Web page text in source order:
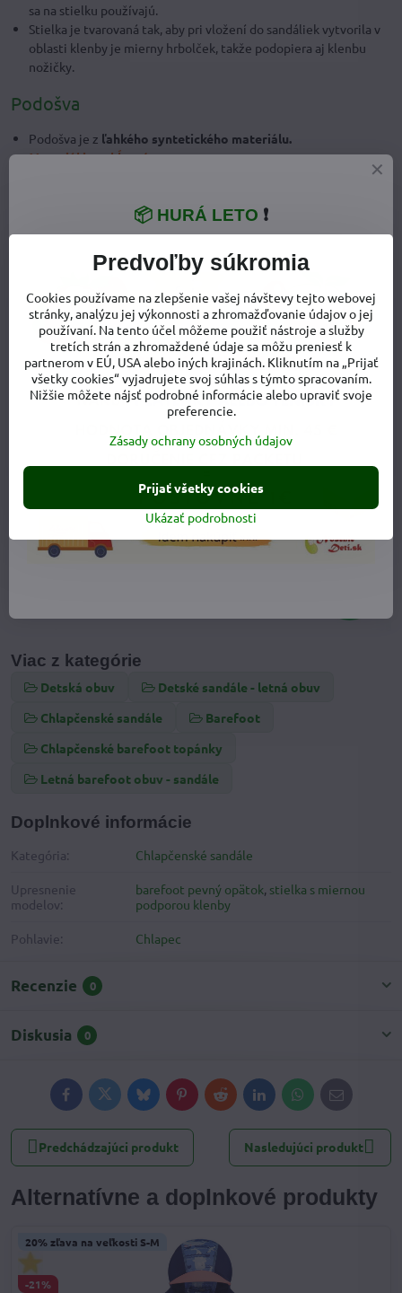
sa na stielku používajú.
Stielka je tvarovaná tak, aby pri vložení do sandáliek vytvorila v
oblasti klenby je mierny hrbolček, takže podopiera aj klenbu
nožičky.
Podošva
Podošva je z ľahkého syntetického materiálu.
Materiál je nekĺzavý.
Materiálové zloženie
koža
Podrážka:syntetický materiál
Viac z kategórie
Detská obuv
Detské sandále - letná obuv
Chlapčenské sandále
Barefoot
Chlapčenské barefoot topánky
Letná barefoot obuv - sandále
Doplnkové informácie
Kategória: Chlapčenské sandále
Upresnenie
modelov:
barefoot pevný opätok, stielka s miernou
podporou klenby
Pohlavie: Chlapec
Recenzie 0
Diskusia 0
FacebookTwitterBlueskyPinterestRedditLinkedInWhatsApp
E-
mail
Predchádzajúci produkt Nasledujúci produkt
Alternatívne a doplnkové produkty
20% zľava na veľkosti S-M
-21%
Predvoľby súkromia
Cookies používame na zlepšenie vašej návštevy tejto webovej
stránky, analýzu jej výkonnosti a zhromažďovanie údajov o jej
používaní. Na tento účel môžeme použiť nástroje a služby
tretích strán a zhromaždené údaje sa môžu preniesť k
partnerom v EÚ, USA alebo iných krajinách. Kliknutím na „Prijať
všetky cookies“ vyjadrujete svoj súhlas s týmto spracovaním.
Nižšie môžete nájsť podrobné informácie alebo upraviť svoje
preferencie.
Zásady ochrany osobných údajov
Ukázať podrobnosti
Prijať všetky cookies
📦 HURÁ LETO ❗